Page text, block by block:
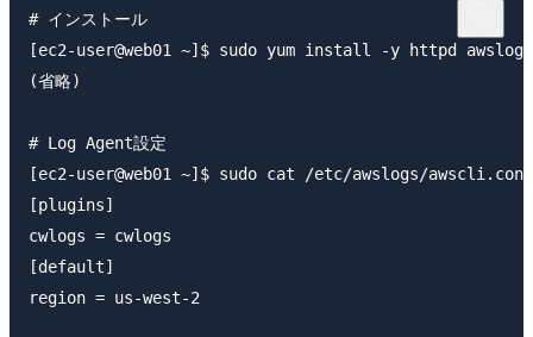
# インストール
[ec2-user@web01 ~]$ sudo yum install -y httpd awslogs
(省略)
# Log Agent設定
[ec2-user@web01 ~]$ sudo cat /etc/awslogs/awscli.conf
[plugins]
cwlogs = cwlogs
[default]
region = us-west-2